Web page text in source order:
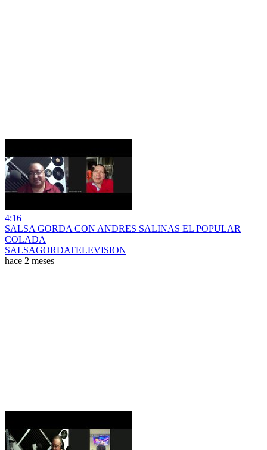
4:16
SALSA GORDA CON ANDRES SALINAS EL POPULAR
COLADA
SALSAGORDATELEVISION
hace 2 meses